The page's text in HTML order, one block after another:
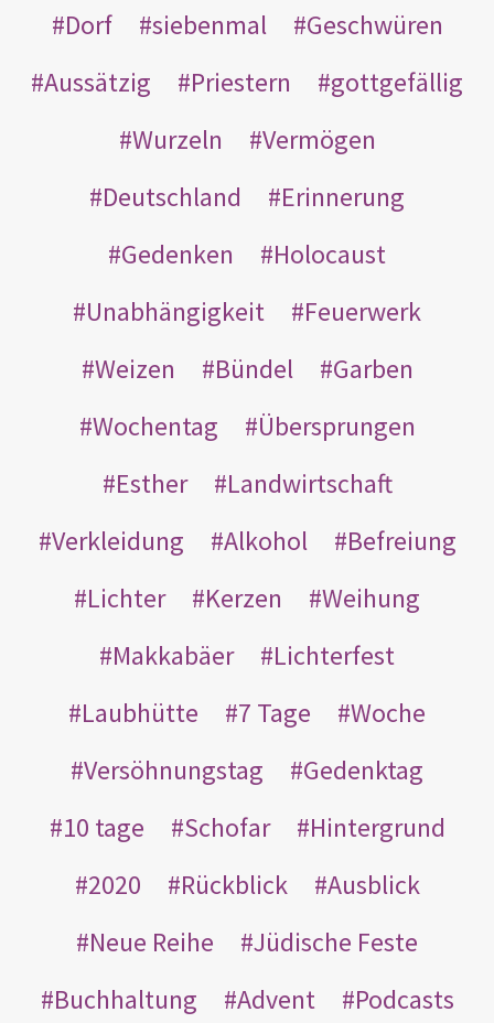
Dorf
siebenmal
Geschwüren
Aussätzig
Priestern
gottgefällig
Wurzeln
Vermögen
Deutschland
Erinnerung
Gedenken
Holocaust
Unabhängigkeit
Feuerwerk
Weizen
Bündel
Garben
Wochentag
Übersprungen
Esther
Landwirtschaft
Verkleidung
Alkohol
Befreiung
Lichter
Kerzen
Weihung
Makkabäer
Lichterfest
Laubhütte
7 Tage
Woche
Versöhnungstag
Gedenktag
10 tage
Schofar
Hintergrund
2020
Rückblick
Ausblick
Neue Reihe
Jüdische Feste
Buchhaltung
Advent
Podcasts